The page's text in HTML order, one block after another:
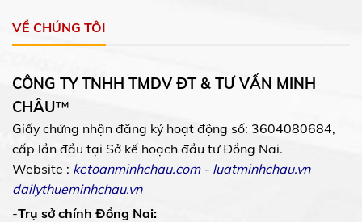
VỀ CHÚNG TÔI
CÔNG TY TNHH TMDV ĐT & TƯ VẤN MINH
CHÂU™
Giấy chứng nhận đăng ký hoạt động số: 3604080684,
cấp lần đầu tại Sở kế hoạch đầu tư Đồng Nai.
Website : ketoanminhchau.com- luatminhchau.vn
dailythueminhchau.vn
-Trụ sở chính Đồng Nai: